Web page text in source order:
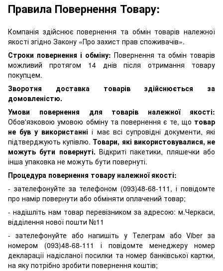
Правила Повернення Товару:
Компанія здійснює повернення та обмін товарів належної
якості згідно Закону «Про захист прав споживачів».
Строки повернення і обміну: Повернення та обмін товарів
можливий протягом 14 днів після отримання товару
покупцем.
Зворотня доставка товарів здійснюється за
домовленістю.
Умови повернення для товарів належної якості:
Обов'язковою умовою обміну та повернення є те, що товар
не був у використанні і має всі супровідні документи, які
підтверджують купівлю. Товари, які використовувалися, не
можуть бути повернуті. Відкриті пакетики, пляшечки або
інша упаковка не можуть бути повернуті.
Процедура повернення товару належної якості:
- зателефонуйте за телефоном (093)48-68-111, і повідомте
про намір повернути або обміняти оплачений товар;
- надішліть нам товар перевізником за адресою: м.Черкаси,
відділення нової пошти №11
- зателефонуйте або напишіть у Телеграм або Viber за
номером (093)48-68-111 і повідомте менеджеру номер
декларації надісланої посилки та номер банківської картки,
на яку потрібно зробити повернення коштів;